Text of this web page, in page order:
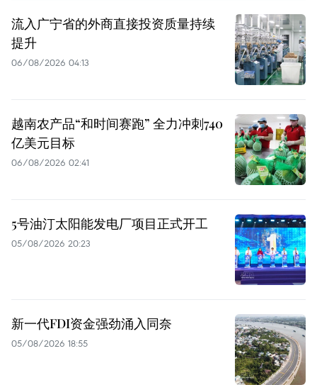
流入广宁省的外商直接投资质量持续
提升
06/08/2026 04:13
越南农产品“和时间赛跑” 全力冲刺740
亿美元目标
06/08/2026 02:41
5号油汀太阳能发电厂项目正式开工
05/08/2026 20:23
新一代FDI资金强劲涌入同奈
05/08/2026 18:55